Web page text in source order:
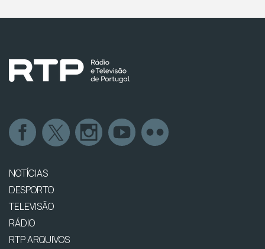
NOTÍCIAS
DESPORTO
TELEVISÃO
RÁDIO
RTP ARQUIVOS